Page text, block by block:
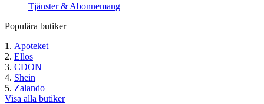
Tjänster & Abonnemang
Populära butiker
Apoteket
Ellos
CDON
Shein
Zalando
Visa alla butiker